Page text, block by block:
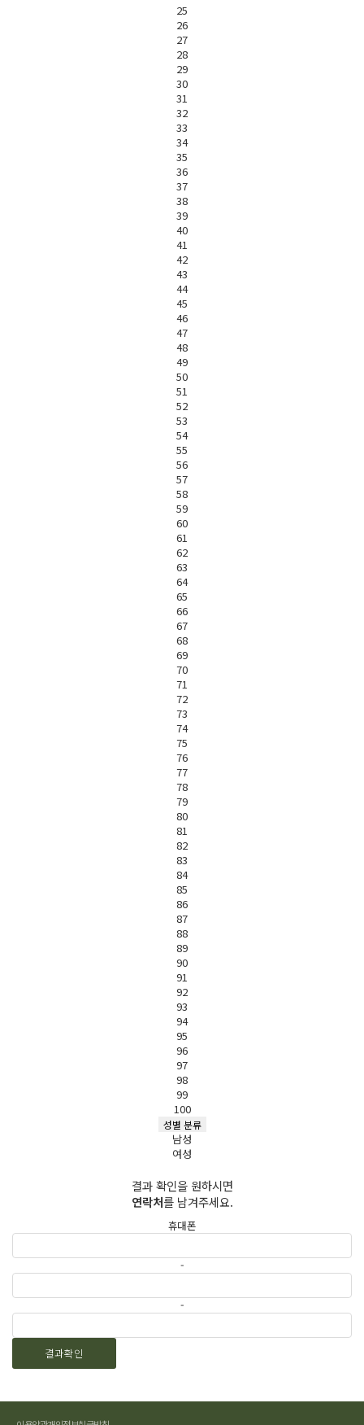
25
26
27
28
29
30
31
32
33
34
35
36
37
38
39
40
41
42
43
44
45
46
47
48
49
50
51
52
53
54
55
56
57
58
59
60
61
62
63
64
65
66
67
68
69
70
71
72
73
74
75
76
77
78
79
80
81
82
83
84
85
86
87
88
89
90
91
92
93
94
95
96
97
98
99
100
성별 분류
남성
여성
결과 확인을 원하시면
연락처를 남겨주세요.
휴대폰
-
-